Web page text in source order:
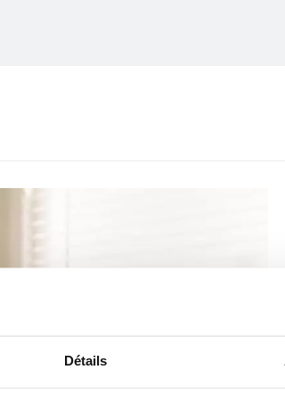
Détails